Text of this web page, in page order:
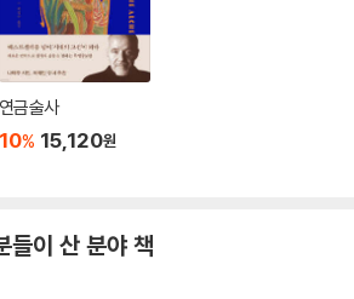
고 있다.
은 이제 죽음을 맞이하였다는 말이 심심치 않게
포한 프리드리히 니체처럼 서유럽과 미국의
을 선포하였던 것이다. 그러나 마르케스를 비롯
연금술사
10% 15,120원
들이 산 분야 책